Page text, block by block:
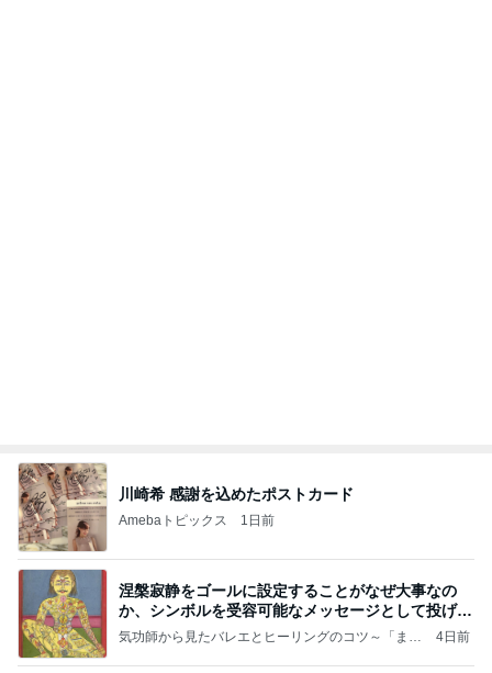
川崎希 感謝を込めたポストカード
Amebaトピックス 1日前
涅槃寂静をゴールに設定することがなぜ大事なの
か、シンボルを受容可能なメッセージとして投げる
ことが
気功師から見たバレエとヒーリングのコツ～「まと
4日前